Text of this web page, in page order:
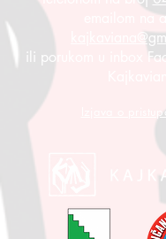
emailom na
ili porukom u inbox
Izjava o